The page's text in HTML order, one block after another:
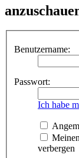
Benutzername:
Passwort:
Ich habe
verbergen